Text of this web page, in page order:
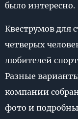
было интересно.
Квеструмов для
четверых
любителей
Разные
компании
фото и